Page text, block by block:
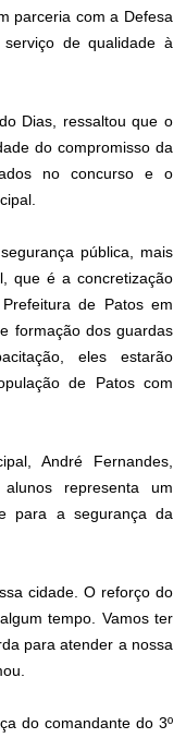
parceria com a Defesa
de qualidade à
Dias, ressaltou que o
do compromisso da
no concurso e o
pública, mais
que é a concretização
de Patos em
formação dos guardas
eles estarão
de Patos com
André Fernandes,
representa um
para a segurança da
cidade. O reforço do
tempo. Vamos ter
para atender a nossa
do comandante do 3º